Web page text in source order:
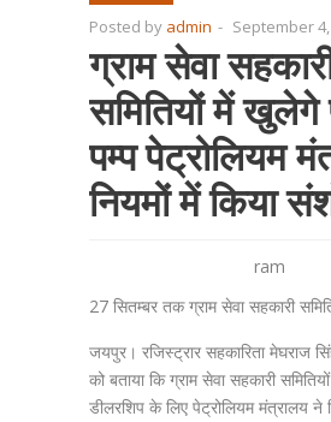
Posted by admin - September
ग्राम सेवा
समितियों में खुलेगे
पम्प पेट्रोलियम
नियमों में किया
ram
27 सितम्बर तक ग्राम सेवा सहकारी
जयपुर। रजिस्ट्रार सहकारिता मेघराज
को बताया कि ग्राम सेवा सहकारी
डीलरशिप के लिए पेट्रोलियम मंत्रालय ने